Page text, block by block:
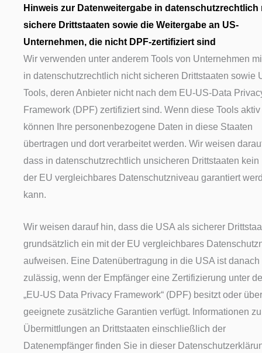
Hinweis zur Datenweitergabe in datenschutzrechtlich
sichere Drittstaaten sowie die Weitergabe an US-
Unternehmen, die nicht DPF-zertifiziert sind
Wir verwenden unter anderem Tools von Unternehmen
in datenschutzrechtlich nicht sicheren Drittstaaten sowie
Tools, deren Anbieter nicht nach dem EU-US-Data
Framework (DPF) zertifiziert sind. Wenn diese Tools
können Ihre personenbezogene Daten in diese Staaten
übertragen und dort verarbeitet werden. Wir weisen
dass in datenschutzrechtlich unsicheren Drittstaaten kein
der EU vergleichbares Datenschutzniveau garantiert
kann.
Wir weisen darauf hin, dass die USA als sicherer
grundsätzlich ein mit der EU vergleichbares
aufweisen. Eine Datenübertragung in die USA ist danach
zulässig, wenn der Empfänger eine Zertifizierung unter
„EU-US Data Privacy Framework“ (DPF) besitzt oder über
geeignete zusätzliche Garantien verfügt. Informationen zu
Übermittlungen an Drittstaaten einschließlich der
Datenempfänger finden Sie in dieser